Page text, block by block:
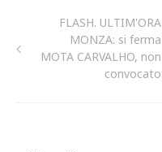
FLASH. ULTIM'ORA
MONZA: si ferma
MOTA CARVALHO, non
convocato